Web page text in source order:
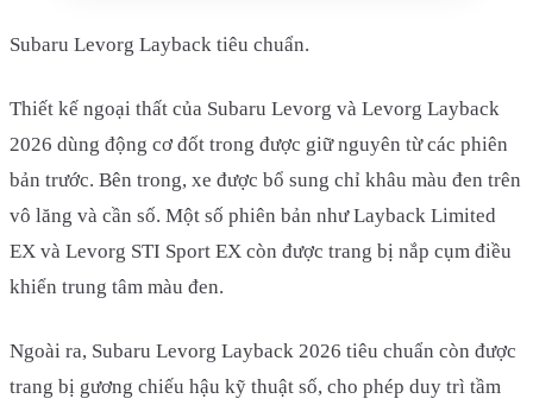
Subaru Levorg Layback tiêu chuẩn.
Thiết kế ngoại thất của Subaru Levorg và Levorg Layback
2026 dùng động cơ đốt trong được giữ nguyên từ các phiên
bản trước. Bên trong, xe được bổ sung chỉ khâu màu đen trên
vô lăng và cần số. Một số phiên bản như Layback Limited
EX và Levorg STI Sport EX còn được trang bị nắp cụm điều
khiển trung tâm màu đen.
Ngoài ra, Subaru Levorg Layback 2026 tiêu chuẩn còn được
trang bị gương chiếu hậu kỹ thuật số, cho phép duy trì tầm